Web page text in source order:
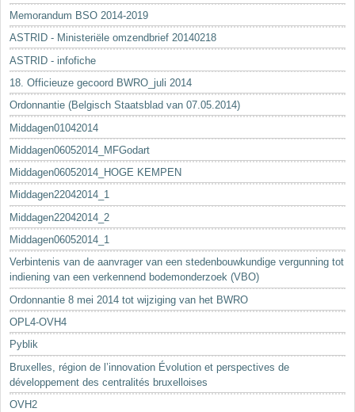
Memorandum BSO 2014-2019
ASTRID - Ministeriële omzendbrief 20140218
ASTRID - infofiche
18. Officieuze gecoord BWRO_juli 2014
Ordonnantie (Belgisch Staatsblad van 07.05.2014)
Middagen01042014
Middagen06052014_MFGodart
Middagen06052014_HOGE KEMPEN
Middagen22042014_1
Middagen22042014_2
Middagen06052014_1
Verbintenis van de aanvrager van een stedenbouwkundige vergunning tot
indiening van een verkennend bodemonderzoek (VBO)
Ordonnantie 8 mei 2014 tot wijziging van het BWRO
OPL4-OVH4
Pyblik
Bruxelles, région de l’innovation Évolution et perspectives de
développement des centralités bruxelloises
OVH2